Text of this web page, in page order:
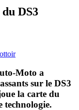
DS3
Moto a
sur le DS3
la carte du
technologie.